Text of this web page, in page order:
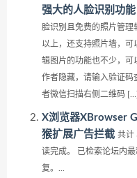
强大的人脸识别功能
脸识别且免费的照片管理
以上，还支持照片墙，可
辑图片的功能也不少，可
作者隐藏，请输入验证
者微信扫描右侧二维码
X浏览器XBrowser
猴扩展广告拦截 共计
读完成。 已检索论坛内
复。...